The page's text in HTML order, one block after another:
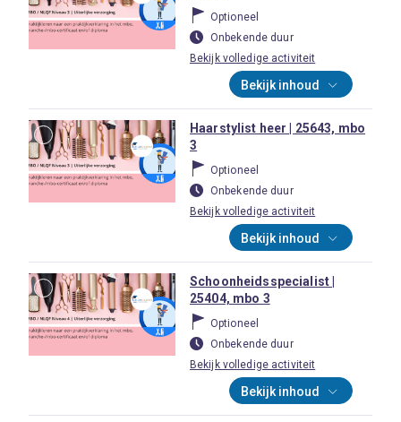
Optioneel
Onbekende duur
Bekijk volledige activiteit
Bekijk inhoud
Haarstylist heer | 25643, mbo
3
Optioneel
Onbekende duur
Bekijk volledige activiteit
Bekijk inhoud
Schoonheidsspecialist |
25404, mbo 3
Optioneel
Onbekende duur
Bekijk volledige activiteit
Bekijk inhoud